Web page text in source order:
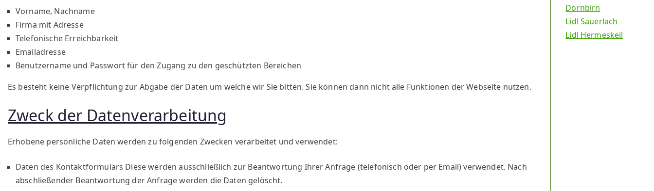
Vorname, Nachname
Firma mit Adresse
Telefonische Erreichbarkeit
Emailadresse
Benutzername und Passwort für den Zugang zu den geschützten Bereichen
Es besteht keine Verpflichtung zur Abgabe der Daten um welche wir Sie bitten. Sie können dann nicht alle Funktionen der Webseite nutzen.
Zweck der Datenverarbeitung
Erhobene persönliche Daten werden zu folgenden Zwecken verarbeitet und verwendet:
Daten des Kontaktformulars Diese werden ausschließlich zur Beantwortung Ihrer Anfrage (telefonisch oder per Email) verwendet. Nach
abschließender Beantwortung der Anfrage werden die Daten gelöscht.
Dornbirn
Lidl Sauerlach
Lidl Hermeskeil